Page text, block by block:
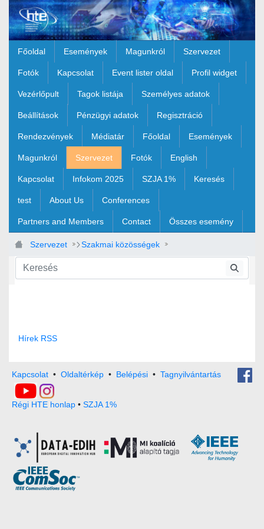
Ugrás a fő tartalomhoz
Főoldal Események Magunkról Szervezet
Fotók Kapcsolat Event lister oldal Profil widget
Vezérlőpult Tagok listája Személyes adatok
Beállítások Pénzügyi adatok Regisztráció
Rendezvények Médiatár Főoldal Események
Magunkról Szervezet Fotók English
Kapcsolat Infokom 2025 SZJA 1% Keresés
test About Us Conferences
Partners and Members Contact Összes esemény
Szervezet Szakmai közösségek
Közlekedés-hírközlési szakosztály
Hírek RSS
Kapcsolat • Oldaltérkép • Belépési • Tagnyilvántartás
Régi HTE honlap • SZJA 1%